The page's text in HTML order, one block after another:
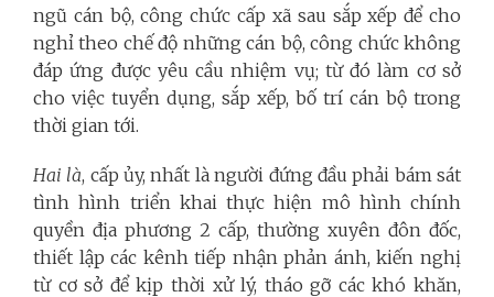
ngũ cán bộ, công chức cấp xã sau sắp xếp để cho
nghỉ theo chế độ những cán bộ, công chức không
đáp ứng được yêu cầu nhiệm vụ; từ đó làm cơ sở
cho việc tuyển dụng, sắp xếp, bố trí cán bộ trong
thời gian tới.
Hai là, cấp ủy, nhất là người đứng đầu phải bám sát
tình hình triển khai thực hiện mô hình chính
quyền địa phương 2 cấp, thường xuyên đôn đốc,
thiết lập các kênh tiếp nhận phản ánh, kiến nghị
từ cơ sở để kịp thời xử lý, tháo gỡ các khó khăn,